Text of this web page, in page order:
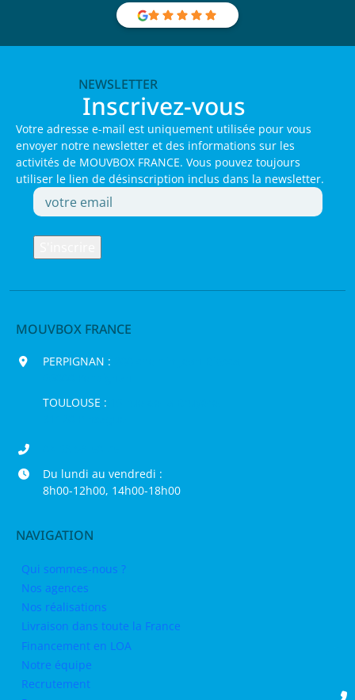
NEWSLETTER
Inscrivez-vous
Votre adresse e-mail est uniquement utilisée pour vous
envoyer notre newsletter et des informations sur les
activités de MOUVBOX FRANCE. Vous pouvez toujours
utiliser le lien de désinscription inclus dans la newsletter.
MOUVBOX FRANCE
PERPIGNAN :
TOULOUSE :
Du lundi au vendredi :
8h00-12h00, 14h00-18h00
NAVIGATION
Qui sommes-nous ?
Nos agences
Nos réalisations
Livraison dans toute la France
Financement en LOA
Notre équipe
Recrutement